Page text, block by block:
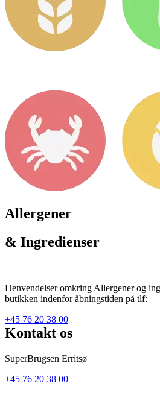
Allergener
& Ingredienser
Henvendelser omkring Allergener og
butikken indenfor åbningstiden på tlf:
+45 76 20 38 00
Kontakt os
SuperBrugsen Erritsø
+45 76 20 38 00